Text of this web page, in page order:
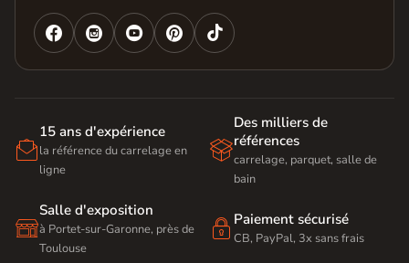
   

15 ans d'expérience
la référence du carrelage en
ligne

Des milliers de
références
carrelage, parquet, salle de
bain

Salle d'exposition
à Portet-sur-Garonne, près de
Toulouse
 Paiement sécurisé
CB, PayPal, 3x sans frais